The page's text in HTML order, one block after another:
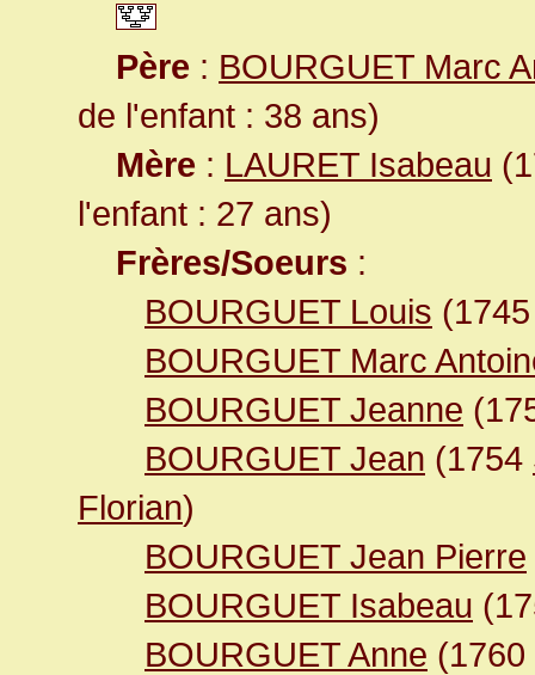
Père : BOURGUET Marc
de l'enfant : 38 ans)
Mère : LAURET Isabeau
l'enfant : 27 ans)
Frères/Soeurs :
BOURGUET Louis
BOURGUET Marc
BOURGUET Jeanne
BOURGUET Jean (1754
Florian)
BOURGUET Jean Pierre
BOURGUET Isabeau
BOURGUET Anne (1760